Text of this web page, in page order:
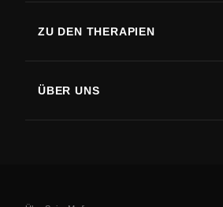
Parkinson-Krankheit
Arthritis
ZU DEN THERAPIEN
ÜBER UNS